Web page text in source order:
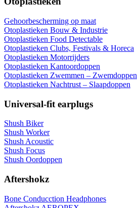
Gehoorbescherming op maat
Otoplastieken Bouw & Industrie
Otoplastieken Food Detectable
Otoplastieken Clubs, Festivals & Horeca
Otoplastieken Motorrijders
Otoplastieken Kantoordoppen
Otoplastieken Zwemmen – Zwemdoppen
Otoplastieken Nachtrust – Slaapdoppen
Universal-fit earplugs
Shush Biker
Shush Worker
Shush Acoustic
Shush Focus
Shush Oordoppen
Aftershokz
Bone Conducction Headphones